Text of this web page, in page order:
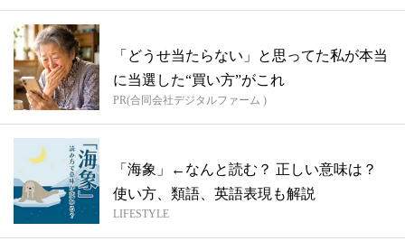
「どうせ当たらない」と思ってた私が本当
に当選した“買い方”がこれ
PR(合同会社デジタルファーム )
「海象」←なんと読む？ 正しい意味は？
使い方、類語、英語表現も解説
LIFESTYLE